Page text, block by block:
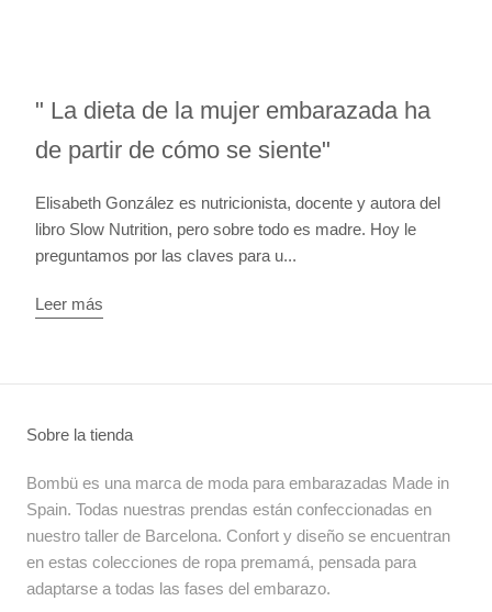
" La dieta de la mujer embarazada ha
de partir de cómo se siente"
Elisabeth González es nutricionista, docente y autora del
libro Slow Nutrition, pero sobre todo es madre. Hoy le
preguntamos por las claves para u...
Leer más
Sobre la tienda
Bombü es una marca de moda para embarazadas Made in
Spain. Todas nuestras prendas están confeccionadas en
nuestro taller de Barcelona. Confort y diseño se encuentran
en estas colecciones de ropa premamá, pensada para
adaptarse a todas las fases del embarazo.